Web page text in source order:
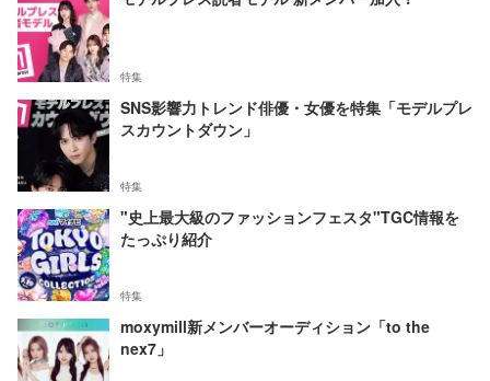
特集
SNS影響力トレンド俳優・女優を特集「モデルプレ
スカウントダウン」
特集
"史上最大級のファッションフェスタ"TGC情報を
たっぷり紹介
特集
moxymill新メンバーオーディション「to the
nex7」